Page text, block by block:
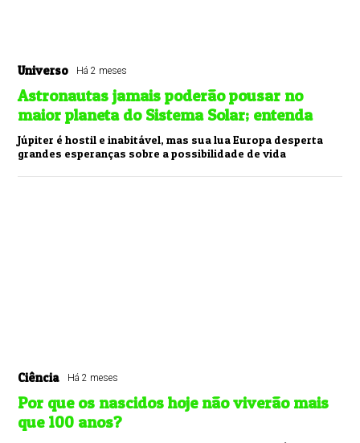
Universo Há 2 meses
Astronautas jamais poderão pousar no
maior planeta do Sistema Solar; entenda
Júpiter é hostil e inabitável, mas sua lua Europa desperta
grandes esperanças sobre a possibilidade de vida
Ciência Há 2 meses
Por que os nascidos hoje não viverão mais
que 100 anos?